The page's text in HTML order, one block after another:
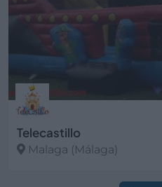
Telecastillo
Malaga (Málaga)